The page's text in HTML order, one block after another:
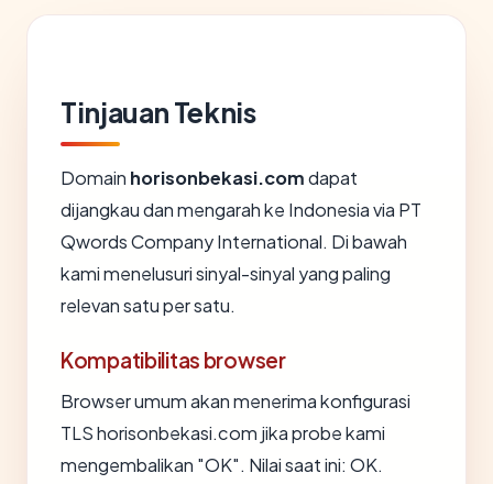
Tinjauan Teknis
Domain horisonbekasi.comdapat
dijangkau dan mengarah ke Indonesia via PT
Qwords Company International. Di bawah
kami menelusuri sinyal-sinyal yang paling
relevan satu per satu.
Kompatibilitas browser
Browser umum akan menerima konfigurasi
TLS horisonbekasi.com jika probe kami
mengembalikan "OK". Nilai saat ini: OK.